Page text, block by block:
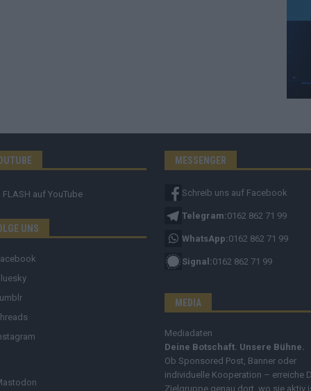
FLASH auf YouTube
UNS
MESSENGER
Schreib uns auf Facebook
Telegram:0162 862 71 99
WhatsApp:0162 862 71 99
Signal:0162 862 71 99
MEDIA
Mediadaten
Deine Botschaft. Unsere Bühne.
Ob Sponsored Post, Banner oder
individuelle Kooperation – erreiche
Zielgruppe genau dort, wo sie aktiv